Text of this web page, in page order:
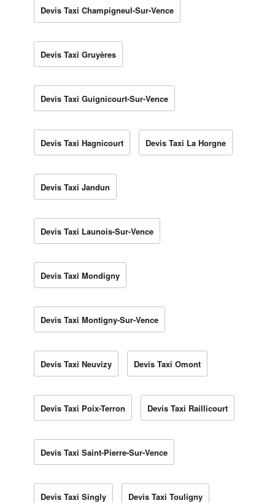
Devis Taxi Champigneul-Sur-Vence
Devis Taxi Gruyères
Devis Taxi Guignicourt-Sur-Vence
Devis Taxi Hagnicourt Devis Taxi La Horgne
Devis Taxi Jandun
Devis Taxi Launois-Sur-Vence
Devis Taxi Mondigny
Devis Taxi Montigny-Sur-Vence
Devis Taxi Neuvizy Devis Taxi Omont
Devis Taxi Poix-Terron Devis Taxi Raillicourt
Devis Taxi Saint-Pierre-Sur-Vence
Devis Taxi Singly Devis Taxi Touligny